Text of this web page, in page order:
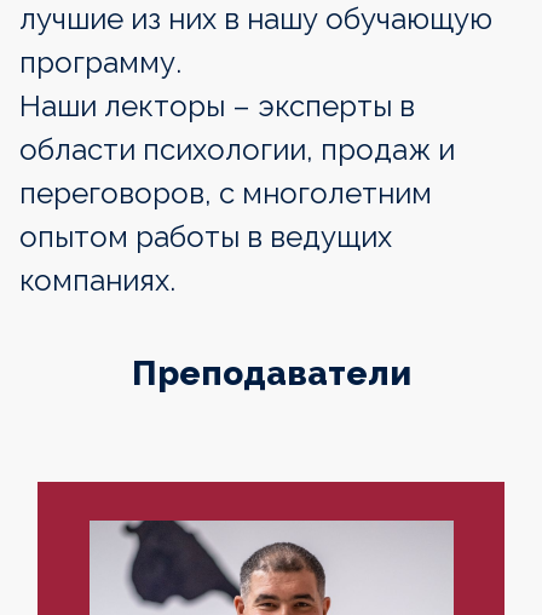
лучшие из них в нашу обучающую
программу.
Наши лекторы – эксперты в
области психологии, продаж и
переговоров, с многолетним
опытом работы в ведущих
компаниях.
Преподаватели